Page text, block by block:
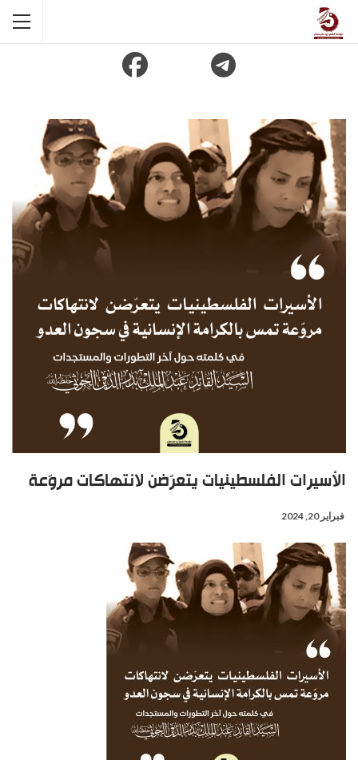
الأسيرات الفلسطينيات يتعرّضن لانتهاكات مروّعة
فبراير 20, 2024